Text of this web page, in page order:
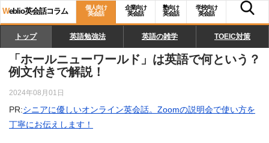
Weblio英会話コラム
個人向け
英会話
企業向け
英会話
塾向け
英会話
学校向け
英会話
トップ 英語勉強法 英語の雑学 TOEIC対策
「ホールニューワールド」は英語で何という？
例文付きで解説！
2024年08月01日
PR:シニアに優しいオンライン英会話。Zoomの説明会で使い方を
丁寧にお伝えします！